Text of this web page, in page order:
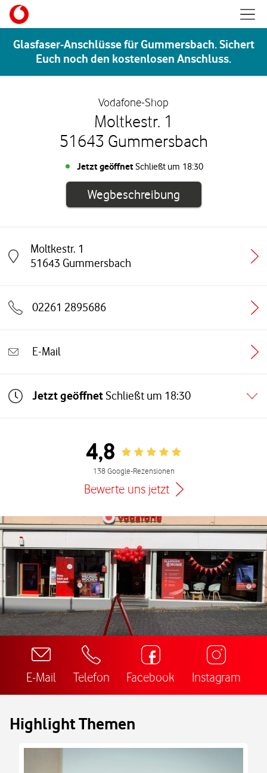
Skip to content
Glasfaser-Anschlüsse für Gummersbach. Sichert
Euch noch den kostenlosen Anschluss.
Vodafone-Shop
Moltkestr. 1
51643 Gummersbach
Jetzt geöffnetSchließt um 18:30
WegbeschreibungLink öffnet in
Moltkestr. 1
51643 Gummersbach
Link öffnet in einem neuen Tab
02261 2895686
E-Mail
Jetzt geöffnet Schließt um 18:30
4,8 Rating 4.8
138 Google-Rezensionen
Bewerte uns jetzt
E-Mail Telefon Facebook Instagram
Highlight Themen